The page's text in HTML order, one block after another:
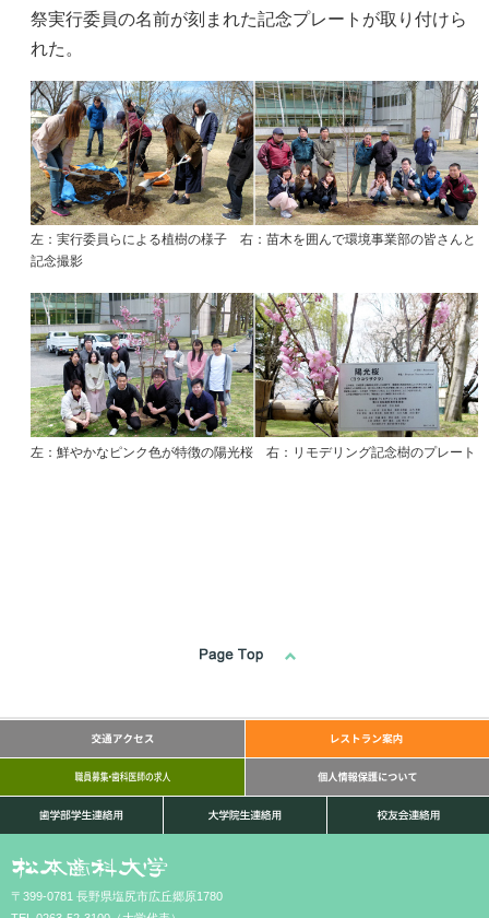
祭実行委員の名前が刻まれた記念プレートが取り付けら
れた。
左：実行委員らによる植樹の様子 右：苗木を囲んで環境事業部の皆さんと
記念撮影
左：鮮やかなピンク色が特徴の陽光桜 右：リモデリング記念樹のプレート
〒399-0781 長野県塩尻市広丘郷原1780